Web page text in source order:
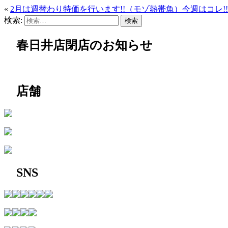
« 2月は週替わり特価を行います!!（モゾ熱帯魚）今週はコレ!!
検索:
春日井店閉店のお知らせ
店舗
SNS